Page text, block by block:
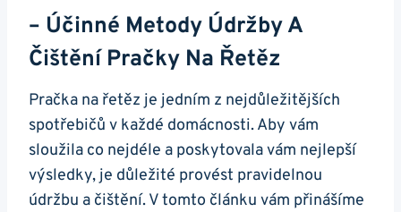
– Účinné Metody Údržby ⁢a⁣
Čištění Pračky Na Řetěz
Pračka ⁣na řetěz je jedním z nejdůležitějších
spotřebičů v každé domácnosti. Aby vám
sloužila ⁢co nejdéle ⁢a ⁣poskytovala vám ⁢nejlepší
výsledky, je důležité provést ‍pravidelnou
údržbu a čištění. V tomto článku vám přinášíme